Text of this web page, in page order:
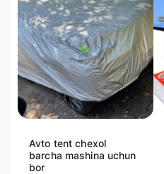
Avto tent chexol
barcha mashina uchun
bor